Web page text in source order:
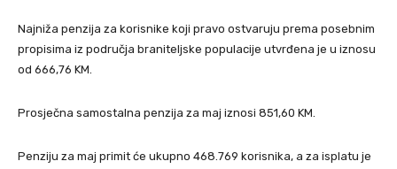
Najniža penzija za korisnike koji pravo ostvaruju prema posebnim
propisima iz područja braniteljske populacije utvrđena je u iznosu
od 666,76 KM.
Prosječna samostalna penzija za maj iznosi 851,60 KM.
Penziju za maj primit će ukupno 468.769 korisnika, a za isplatu je